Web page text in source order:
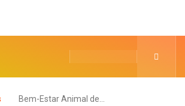
Bem-Estar Animal de…